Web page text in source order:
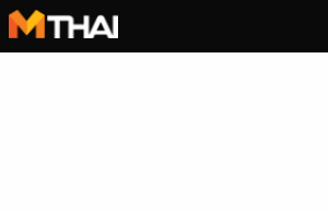
Skip
to